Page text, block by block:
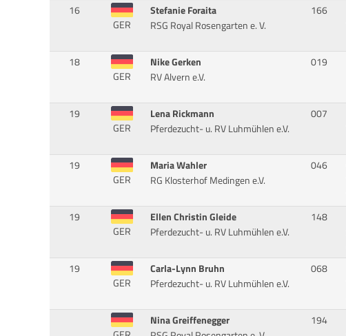
16
GER
Stefanie Foraita
RSG Royal Rosengarten e. V.
166
18
GER
Nike Gerken
RV Alvern e.V.
019
19
GER
Lena Rickmann
Pferdezucht- u. RV Luhmühlen e.V.
007
19
GER
Maria Wahler
RG Klosterhof Medingen e.V.
046
19
GER
Ellen Christin Gleide
Pferdezucht- u. RV Luhmühlen e.V.
148
19
GER
Carla-Lynn Bruhn
Pferdezucht- u. RV Luhmühlen e.V.
068
Nina Greiffenegger
194